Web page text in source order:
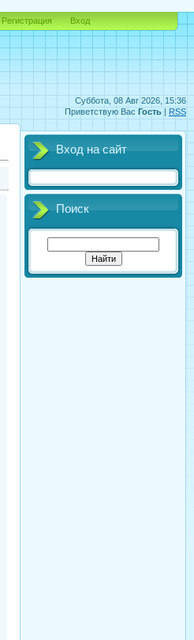
Суббота, 08 Авг 2026, 15:36
Приветствую Вас Гость | RSS
Регистрация Вход
Вход на сайт
Поиск